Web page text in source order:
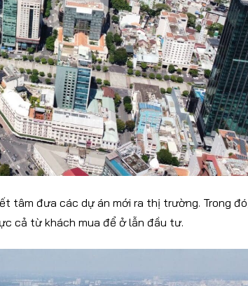
tâm đưa các dự án mới ra thị trường. Trong
cả từ khách mua để ở lẫn đầu tư.